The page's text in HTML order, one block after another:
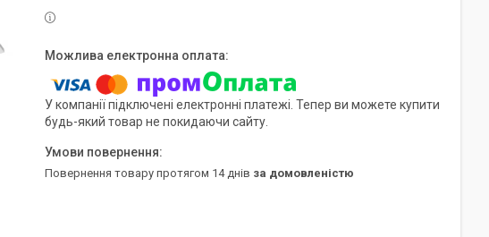
У компанії підключені електронні платежі. Тепер ви можете купити
будь-який товар не покидаючи сайту.
повернення товару протягом 14 днів за домовленістю